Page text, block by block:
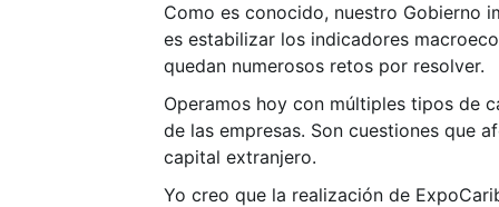
Como es conocido, nuestro Gobierno
es estabilizar los indicadores
quedan numerosos retos por resolver.
Operamos hoy con múltiples tipos de
de las empresas. Son cuestiones que
capital extranjero.
Yo creo que la realización de